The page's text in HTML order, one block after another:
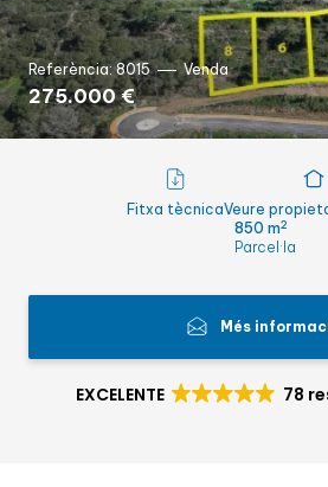
Referència: 8015 Venda
275.000 €
Fitxa tècnicaVeure
850 m2
Parcel·la
Més
EXCELENTE 78